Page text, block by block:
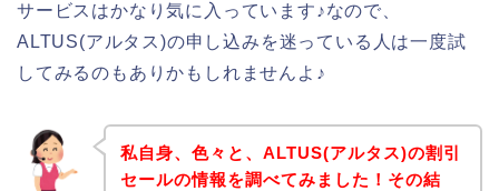
サービスはかなり気に入っています♪なので、
ALTUS(アルタス)の申し込みを迷っている人は一度試
してみるのもありかもしれませんよ♪
私自身、色々と、ALTUS(アルタス)の割引
セールの情報を調べてみました！その結